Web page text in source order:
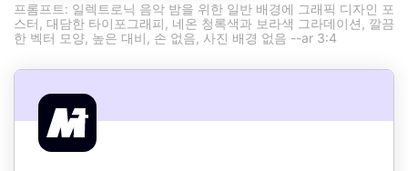
프롬프트: 일렉트로닉 음악 밤을 위한 일반 배경에 그래픽 디자인 포
스터, 대담한 타이포그래피, 네온 청록색과 보라색 그라데이션, 깔끔
한 벡터 모양, 높은 대비, 손 없음, 사진 배경 없음 --ar 3:4